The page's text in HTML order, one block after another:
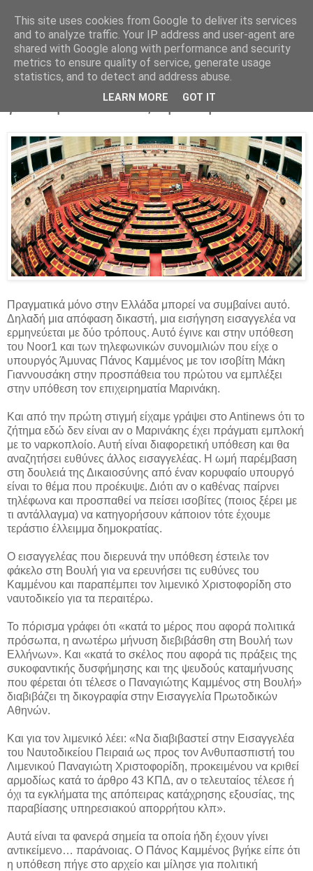
Parakato.gr
Υπόθεση Καμμένου - Noor1: Εξεταστική
για να μάθει ο λαός την αλήθεια
Πραγματικά μόνο στην Ελλάδα μπορεί να συμβαίνει αυτό.
Δηλαδή μια απόφαση δικαστή, μια εισήγηση εισαγγελέα να
ερμηνεύεται με δύο τρόπους. Αυτό έγινε και στην υπόθεση
του Noor1 και των τηλεφωνικών συνομιλιών που είχε ο
υπουργός Άμυνας Πάνος Καμμένος με τον ισοβίτη Μάκη
Γιαννουσάκη στην προσπάθεια του πρώτου να εμπλέξει
στην υπόθεση τον επιχειρηματία Μαρινάκη.
Και από την πρώτη στιγμή είχαμε γράψει στο Αntinews ότι το
ζήτημα εδώ δεν είναι αν ο Μαρινάκης έχει πράγματι εμπλοκή
με το ναρκοπλοίο. Αυτή είναι διαφορετική υπόθεση και θα
αναζητήσει ευθύνες άλλος εισαγγελέας. Η ωμή παρέμβαση
στη δουλειά της Δικαιοσύνης από έναν κορυφαίο υπουργό
είναι το θέμα που προέκυψε. Διότι αν ο καθένας παίρνει
τηλέφωνα και προσπαθεί να πείσει ισοβίτες (ποιος ξέρει με
τι αντάλλαγμα) να κατηγορήσουν κάποιον τότε έχουμε
τεράστιο έλλειμμα δημοκρατίας.
Ο εισαγγελέας που διερευνά την υπόθεση έστειλε τον
φάκελο στη Βουλή για να ερευνήσει τις ευθύνες του
Καμμένου και παραπέμπει τον λιμενικό Χριστοφορίδη στο
ναυτοδικείο για τα περαιτέρω.
Το πόρισμα γράφει ότι «κατά το μέρος που αφορά πολιτικά
πρόσωπα, η ανωτέρω μήνυση διεβιβάσθη στη Βουλή των
Ελλήνων». Και «κατά το σκέλος που αφορά τις πράξεις της
συκοφαντικής δυσφήμησης και της ψευδούς καταμήνυσης
που φέρεται ότι τέλεσε ο Παναγιώτης Καμμένος στη Βουλή»
διαβιβάζει τη δικογραφία στην Εισαγγελία Πρωτοδικών
Αθηνών.
Και για τον λιμενικό λέει: «Να διαβιβαστεί στην Εισαγγελέα
του Ναυτοδικείου Πειραιά ως προς τον Ανθυπασπιστή του
Λιμενικού Παναγιώτη Χριστοφορίδη, προκειμένου να κριθεί
αρμοδίως κατά το άρθρο 43 ΚΠΔ, αν ο τελευταίος τέλεσε ή
όχι τα εγκλήματα της απόπειρας κατάχρησης εξουσίας, της
παραβίασης υπηρεσιακού απορρήτου κλπ».
Αυτά είναι τα φανερά σημεία τα οποία ήδη έχουν γίνει
αντικείμενο… παράνοιας. Ο Πάνος Καμμένος βγήκε είπε ότι
η υπόθεση πήγε στο αρχείο και μίλησε για πολιτική
This site uses cookies from Google to deliver its services
and to analyze traffic. Your IP address and user-agent are
shared with Google along with performance and security
metrics to ensure quality of service, generate usage
statistics, and to detect and address abuse.
LEARN MORE GOT IT